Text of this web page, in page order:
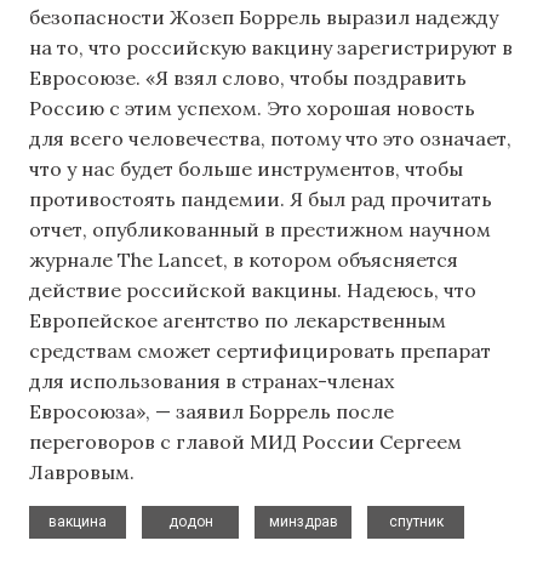
безопасности Жозеп Боррель выразил надежду
на то, что российскую вакцину зарегистрируют в
Евросоюзе. «Я взял слово, чтобы поздравить
Россию с этим успехом. Это хорошая новость
для всего человечества, потому что это означает,
что у нас будет больше инструментов, чтобы
противостоять пандемии. Я был рад прочитать
отчет, опубликованный в престижном научном
журнале The Lancet, в котором объясняется
действие российской вакцины. Надеюсь, что
Европейское агентство по лекарственным
средствам сможет сертифицировать препарат
для использования в странах-членах
Евросоюза», — заявил Боррель после
переговоров с главой МИД России Сергеем
Лавровым.
вакцина
додон
минздрав
спутник